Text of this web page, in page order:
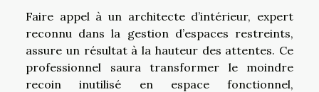
Faire appel à un architecte d’intérieur, expert
reconnu dans la gestion d’espaces restreints,
assure un résultat à la hauteur des attentes. Ce
professionnel saura transformer le moindre
recoin inutilisé en espace fonctionnel,